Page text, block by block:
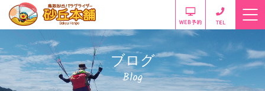
ブログ
Blog